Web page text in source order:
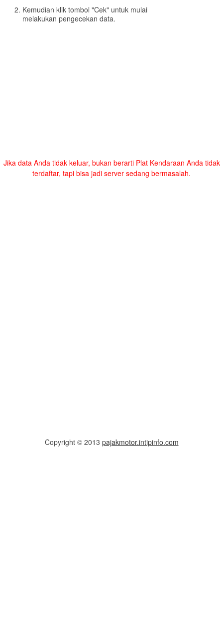
Kemudian klik tombol "Cek" untuk mulai
melakukan pengecekan data.
Jika data Anda tidak keluar, bukan berarti Plat Kendaraan Anda tidak
terdaftar, tapi bisa jadi server sedang bermasalah.
Copyright © 2013 pajakmotor.intipinfo.com